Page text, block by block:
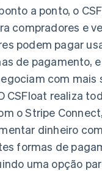
chegando
Economia de criadores
Jogos
Hospitalidade, viagens
e lazer
Seguros
Mídia e entretenimento
Organizações sem fins
lucrativos
Serviços profissionais
Setor público
Varejo
Recursos
Integrações de
aplicativos
Exemplos de códigos
Blog de
desenvolvedores
Status da API
Contato
Fale com a equipe de
vendas
Seja um parceiro
a ponto, o
compradores e
podem pagar
de pagamento,
com mais
CSFloat realiza
o Stripe
dinheiro
formas de
uma opção